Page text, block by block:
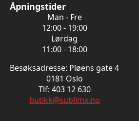
Åpningstider
Man - Fre
12:00 - 19:00
Lørdag
11:00 - 18:00
Besøksadresse: Pløens gate 4
0181 Oslo
Tlf: 403 12 630
butikk@sublimx.no